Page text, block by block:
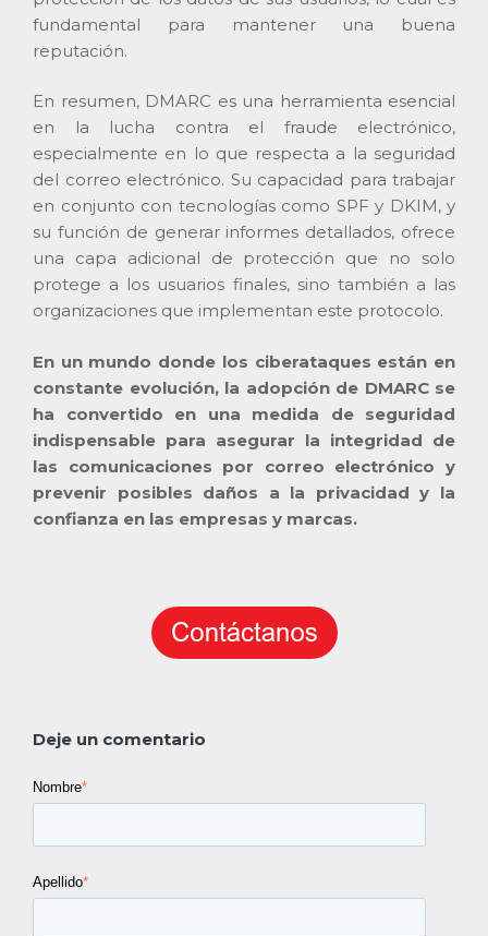
fundamental para mantener una buena
reputación.
En resumen, DMARC es una herramienta esencial
en la lucha contra el fraude electrónico,
especialmente en lo que respecta a la seguridad
del correo electrónico. Su capacidad para trabajar
en conjunto con tecnologías como SPF y DKIM, y
su función de generar informes detallados, ofrece
una capa adicional de protección que no solo
protege a los usuarios finales, sino también a las
organizaciones que implementan este protocolo.
En un mundo donde los ciberataques están en
constante evolución, la adopción de DMARC se
ha convertido en una medida de seguridad
indispensable para asegurar la integridad de
las comunicaciones por correo electrónico y
prevenir posibles daños a la privacidad y la
confianza en las empresas y marcas.
Deje un comentario
Nombre*
Apellido*